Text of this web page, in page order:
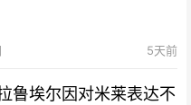
5天前
鲁埃尔因对米莱表达不